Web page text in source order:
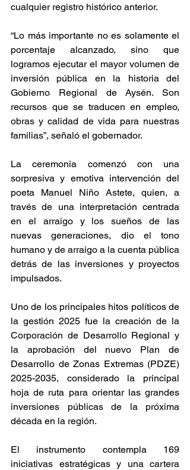
cualquier registro histórico anterior.
“Lo más importante no es solamente el
porcentaje alcanzado, sino que
logramos ejecutar el mayor volumen de
inversión pública en la historia del
Gobierno Regional de Aysén. Son
recursos que se traducen en empleo,
obras y calidad de vida para nuestras
familias”, señaló el gobernador.
La ceremonia comenzó con una
sorpresiva y emotiva intervención del
poeta Manuel Niño Astete, quien, a
través de una interpretación centrada
en el arraigo y los sueños de las
nuevas generaciones, dio el tono
humano y de arraigo a la cuenta pública
detrás de las inversiones y proyectos
impulsados.
Uno de los principales hitos políticos de
la gestión 2025 fue la creación de la
Corporación de Desarrollo Regional y
la aprobación del nuevo Plan de
Desarrollo de Zonas Extremas (PDZE)
2025-2035, considerado la principal
hoja de ruta para orientar las grandes
inversiones públicas de la próxima
década en la región.
El instrumento contempla 169
iniciativas estratégicas y una cartera